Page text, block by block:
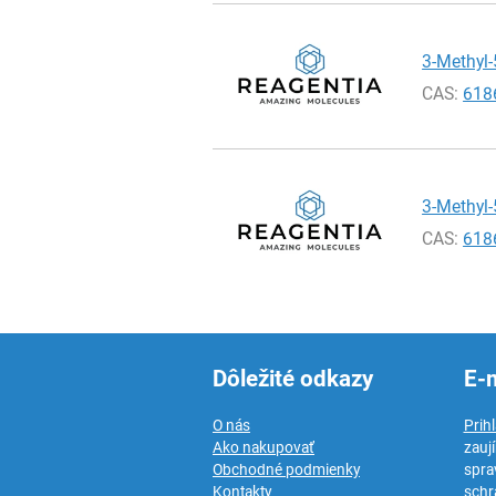
3-
CAS:
3-
CAS:
Dôležité odkazy
O nás
Ako nakupovať
Obchodné podmienky
Kontakty
E-